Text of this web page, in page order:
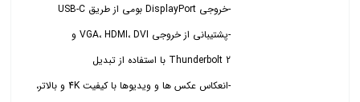
-خروجی DisplayPort بومی از طریق USB-C
-پشتیبانی از خروجی VGA، HDMI، DVI و
-انعکاس عکس ها و ویدیوها با کیفیت 4K و بالاتر،